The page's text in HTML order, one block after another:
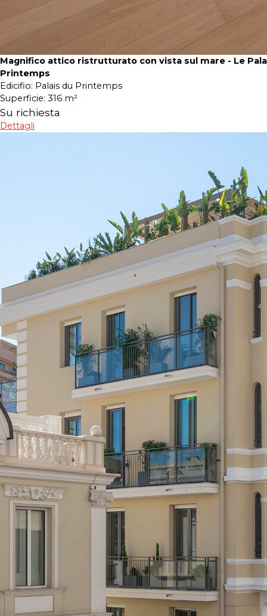
Magnifico attico ristrutturato con vista sul mare - Le
Printemps
Edicifio: Palais du Printemps
Superficie: 316 m²
Su richiesta
Dettagli